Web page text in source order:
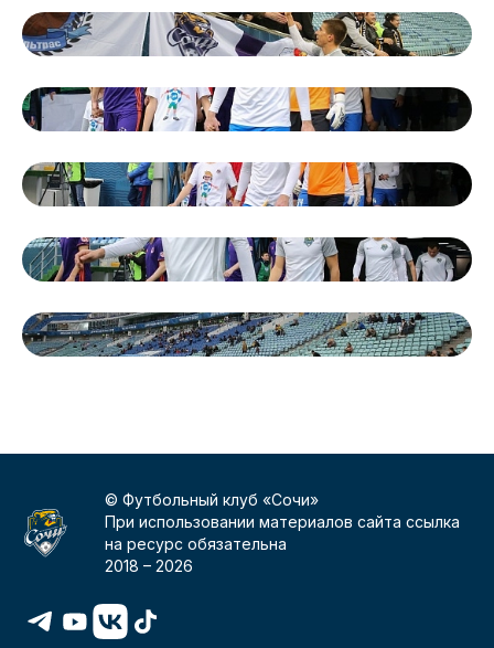
© Футбольный клуб «Сочи»
При использовании материалов сайта ссылка
на ресурс обязательна
2018 –2026